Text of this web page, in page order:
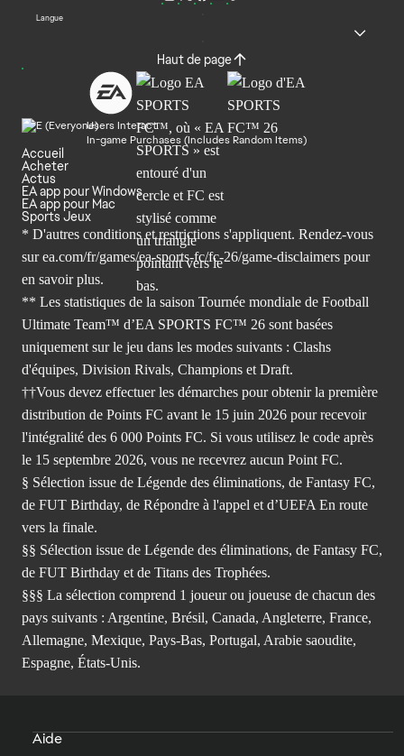
Langue
Haut de page
Users Interact
In-game Purchases (Includes Random Items)
Accueil
Acheter
Actus
EA app pour Windows
EA app pour Mac
Sports Jeux
* D'autres conditions et restrictions s'appliquent. Rendez-vous
sur ea.com/fr/games/ea-sports-fc/fc-26/game-disclaimers pour
en savoir plus.
** Les statistiques de la saison Tournée mondiale de Football
Ultimate Team™ d’EA SPORTS FC™ 26 sont basées
uniquement sur le jeu dans les modes suivants : Clashs
d'équipes, Division Rivals, Champions et Draft.
††Vous devez effectuer les démarches pour obtenir la première
distribution de Points FC avant le 15 juin 2026 pour recevoir
l'intégralité des 6 000 Points FC. Si vous utilisez le code après
le 15 septembre 2026, vous ne recevrez aucun Point FC.
§ Sélection issue de Légende des éliminations, de Fantasy FC,
de FUT Birthday, de Répondre à l'appel et d’UEFA En route
vers la finale.
§§ Sélection issue de Légende des éliminations, de Fantasy FC,
de FUT Birthday et de Titans des Trophées.
§§§ La sélection comprend 1 joueur ou joueuse de chacun des
pays suivants : Argentine, Brésil, Canada, Angleterre, France,
Allemagne, Mexique, Pays-Bas, Portugal, Arabie saoudite,
Espagne, États-Unis.
Aide